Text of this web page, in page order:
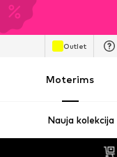
Outlet
Moterims
Nauja kolekcija